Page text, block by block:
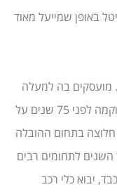
באופן שמייעל מאוד
מועסקים בה למעלה
מ-5300 עובדים בישראל ובאירופה והיא הוקמה לפני 75 שנים על
חלוצה בתחום ההובלה
לתחומים רבים
יבוא כלי רכב